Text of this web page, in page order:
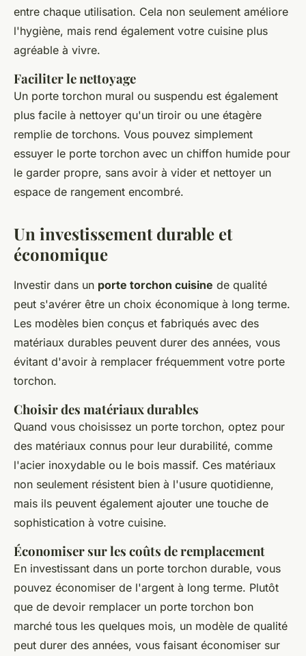
entre chaque utilisation. Cela non seulement améliore
l'hygiène, mais rend également votre cuisine plus
agréable à vivre.
Faciliter le nettoyage
Un porte torchon mural ou suspendu est également
plus facile à nettoyer qu'un tiroir ou une étagère
remplie de torchons. Vous pouvez simplement
essuyer le porte torchon avec un chiffon humide pour
le garder propre, sans avoir à vider et nettoyer un
espace de rangement encombré.
Un investissement durable et
économique
Investir dans un porte torchon cuisine de qualité
peut s'avérer être un choix économique à long terme.
Les modèles bien conçus et fabriqués avec des
matériaux durables peuvent durer des années, vous
évitant d'avoir à remplacer fréquemment votre porte
torchon.
Choisir des matériaux durables
Quand vous choisissez un porte torchon, optez pour
des matériaux connus pour leur durabilité, comme
l'acier inoxydable ou le bois massif. Ces matériaux
non seulement résistent bien à l'usure quotidienne,
mais ils peuvent également ajouter une touche de
sophistication à votre cuisine.
Économiser sur les coûts de remplacement
En investissant dans un porte torchon durable, vous
pouvez économiser de l'argent à long terme. Plutôt
que de devoir remplacer un porte torchon bon
marché tous les quelques mois, un modèle de qualité
peut durer des années, vous faisant économiser sur